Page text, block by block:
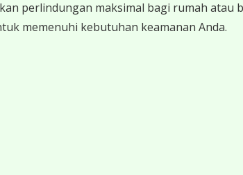
perlindungan maksimal bagi rumah atau
memenuhi kebutuhan keamanan Anda.